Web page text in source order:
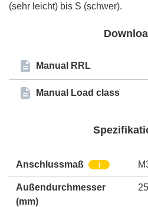
(sehr leicht) bis S (schwer).
Manual RRL
Manual Load class
Anschlussmaß i
Außendurchmesser
(mm)
25